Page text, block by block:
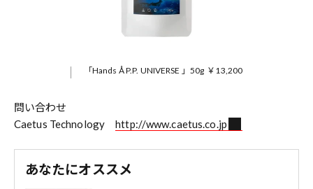
「Hands Å P.P. UNIVERSE 」50g ￥13,200
問い合わせ
Caetus Technologyhttp://www.caetus.co.jp
あなたにオススメ